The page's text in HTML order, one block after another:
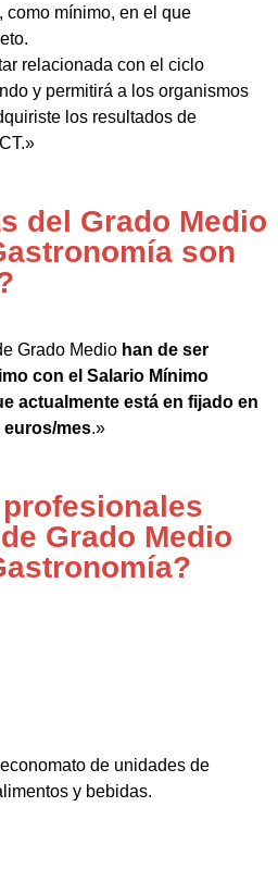
como mínimo, en el que
relacionada con el ciclo
y permitirá a los organismos
los resultados de
del Grado Medio
son
Grado Medio han de ser
con el Salario Mínimo
actualmente está en fijado en
euros/mes.»
Grado Medio
de unidades de
y bebidas.